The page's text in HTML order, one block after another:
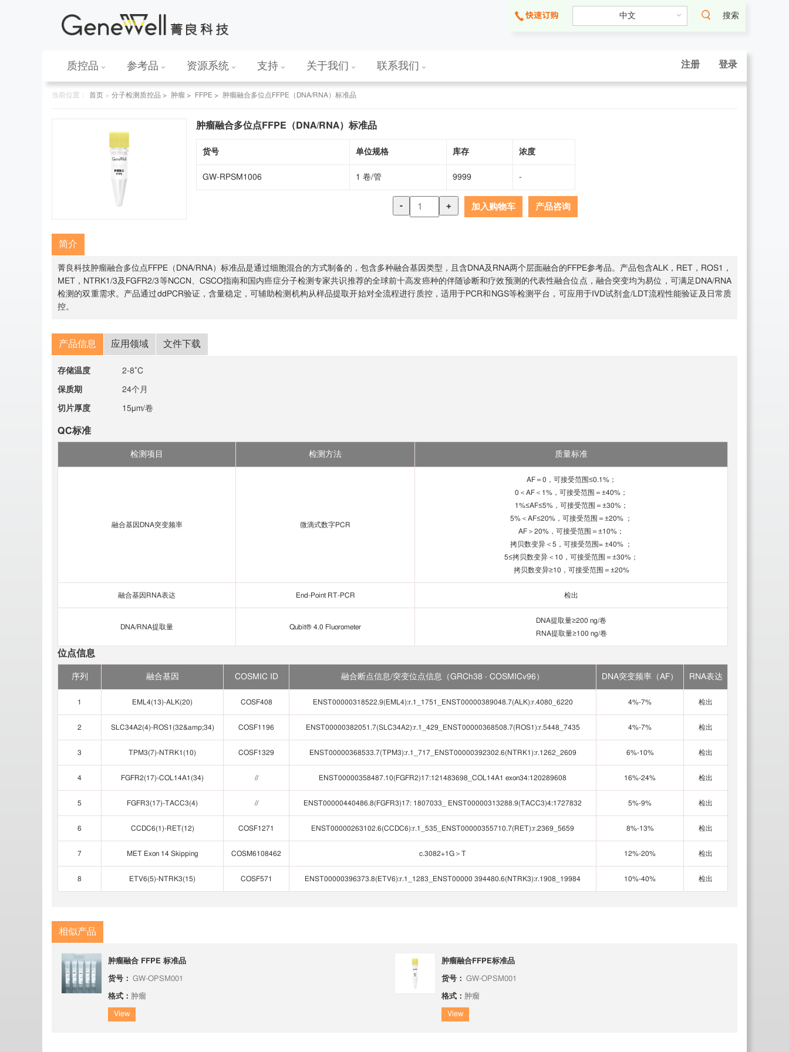
搜索
质控品 参考品 资源系统 支持 关于我们 联系我们 登录
注册
当前位置： 首页 > 分子检测质控品 > 肿瘤 > FFPE > 肿瘤融合多位点FFPE（DNA/RNA）标准品
肿瘤融合多位点FFPE（DNA/RNA）标准品
货号 单位规格 库存 浓度
GW-RPSM1006 1 卷/管 9999 -
- + 加入购物车 产品咨询
简介
菁良科技肿瘤融合多位点FFPE（DNA/RNA）标准品是通过细胞混合的方式制备的，包含多种融合基因类型，且含DNA及RNA两个层面融合的FFPE参考品。产品包含ALK，RET，ROS1，
MET，NTRK1/3及FGFR2/3等NCCN、CSCO指南和国内癌症分子检测专家共识推荐的全球前十高发癌种的伴随诊断和疗效预测的代表性融合位点，融合突变均为易位，可满足DNA/RNA
检测的双重需求。产品通过ddPCR验证，含量稳定，可辅助检测机构从样品提取开始对全流程进行质控，适用于PCR和NGS等检测平台，可应用于IVD试剂盒/LDT流程性能验证及日常质
控。
产品信息 应用领域 文件下载
存储温度 2-8˚C
保质期 24个月
切片厚度 15μm/卷
QC标准
检测项目 检测方法 质量标准
融合基因DNA突变频率 微滴式数字PCR
AF＝0，可接受范围≤0.1%；
0＜AF＜1%，可接受范围＝±40%；
1%≤AF≤5%，可接受范围＝±30%；
5%＜AF≤20%，可接受范围＝±20% ；
AF＞20%，可接受范围＝±10%；
拷贝数变异＜5，可接受范围= ±40% ；
5≤拷贝数变异＜10，可接受范围＝±30%；
拷贝数变异≥10，可接受范围＝±20%
融合基因RNA表达 End-Point RT-PCR 检出
DNA/RNA提取量 Qubit® 4.0 Fluorometer
DNA提取量≥200 ng/卷
RNA提取量≥100 ng/卷
位点信息
序列 融合基因 COSMIC ID 融合断点信息/突变位点信息（GRCh38 · COSMICv96） DNA突变频率（AF） RNA表达
1 EML4(13)-ALK(20) COSF408 ENST00000318522.9(EML4):r.1_1751_ENST00000389048.7(ALK):r.4080_6220 4%-7% 检出
2 SLC34A2(4)-ROS1(32&amp;34) COSF1196 ENST00000382051.7(SLC34A2):r.1_429_ENST00000368508.7(ROS1):r.5448_7435 4%-7% 检出
3 TPM3(7)-NTRK1(10) COSF1329 ENST00000368533.7(TPM3):r.1_717_ENST00000392302.6(NTRK1):r.1262_2609 6%-10% 检出
4 FGFR2(17)-COL14A1(34) // ENST00000358487.10(FGFR2)17:121483698_COL14A1 exon34:120289608 16%-24% 检出
5 FGFR3(17)-TACC3(4) // ENST00000440486.8(FGFR3)17: 1807033_ ENST00000313288.9(TACC3)4:1727832 5%-9% 检出
6 CCDC6(1)-RET(12) COSF1271 ENST00000263102.6(CCDC6):r.1_535_ENST00000355710.7(RET):r.2369_5659 8%-13% 检出
7 MET Exon 14 Skipping COSM6108462 c.3082+1G＞T 12%-20% 检出
8 ETV6(5)-NTRK3(15) COSF571 ENST00000396373.8(ETV6):r.1_1283_ENST00000 394480.6(NTRK3):r.1908_19984 10%-40% 检出
相似产品
肿瘤融合 FFPE 标准品
货号： GW-OPSM001
格式： 肿瘤
View
肿瘤融合FFPE标准品
货号： GW-OPSM001
格式： 肿瘤
View